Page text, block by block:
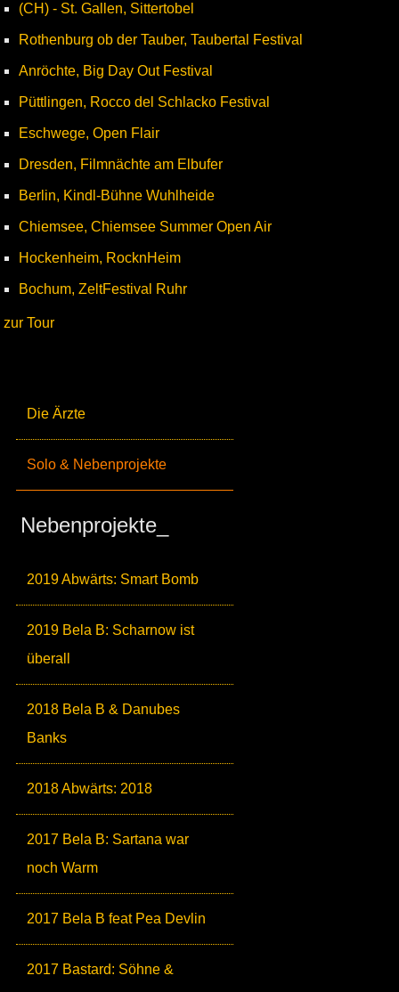
Die Ärzte
Solo & Nebenprojekte
Nebenprojekte_
2019 Abwärts: Smart Bomb
2019 Bela B: Scharnow ist
überall
2018 Bela B & Danubes
Banks
2018 Abwärts: 2018
2017 Bela B: Sartana war
noch Warm
2017 Bela B feat Pea Devlin
2017 Bastard: Söhne &
(CH) - St. Gallen, Sittertobel
Rothenburg ob der Tauber, Taubertal Festival
Anröchte, Big Day Out Festival
Püttlingen, Rocco del Schlacko Festival
Eschwege, Open Flair
Dresden, Filmnächte am Elbufer
Berlin, Kindl-Bühne Wuhlheide
Chiemsee, Chiemsee Summer Open Air
Hockenheim, RocknHeim
Bochum, ZeltFestival Ruhr
zur Tour